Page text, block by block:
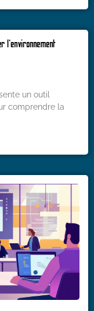
un outil
comprendre la